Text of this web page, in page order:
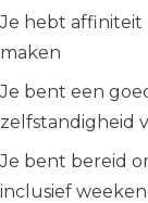
Je hebt affiniteit
maken
Je bent een
zelfstandigheid
Je bent bereid
inclusief